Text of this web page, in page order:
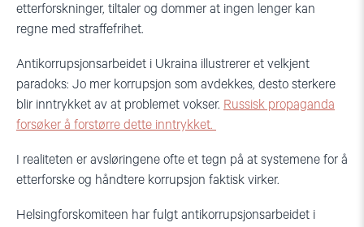
etterforskninger, tiltaler og dommer at ingen lenger kan
regne med straffefrihet.
Antikorrupsjonsarbeidet i Ukraina illustrerer et velkjent
paradoks: Jo mer korrupsjon som avdekkes, desto sterkere
blir inntrykket av at problemet vokser. Russisk propaganda
forsøker å forstørre dette inntrykket.
I realiteten er avsløringene ofte et tegn på at systemene for å
etterforske og håndtere korrupsjon faktisk virker.
Helsingforskomiteen har fulgt antikorrupsjonsarbeidet i